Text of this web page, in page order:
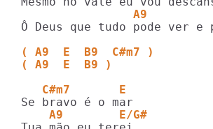
A9
Ô Deus que tudo pode ver
( A9  E  B9  C#m7 )
( A9  E  B9 )
   C#m7       E
    A9        E/G#